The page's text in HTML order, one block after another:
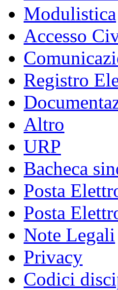
Modulistica
Accesso
Registro
Altro
URP
Bacheca
Posta
Posta
Note Legali
Privacy
Codici